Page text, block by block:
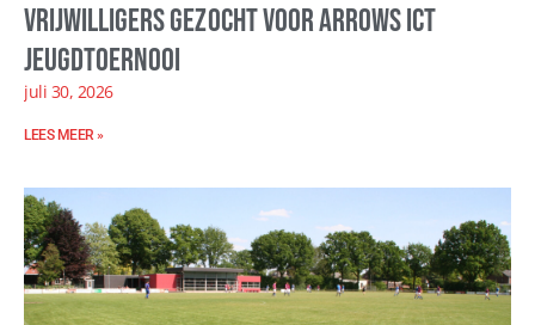
Vrijwilligers gezocht voor Arrows ICT
Jeugdtoernooi
juli 30, 2026
LEES MEER »